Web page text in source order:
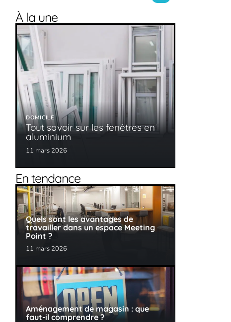
À la une
DOMICILE
Tout savoir sur les fenêtres en
aluminium
11 mars 2026
En tendance
Quels sont les avantages de
travailler dans un espace Meeting
Point ?
11 mars 2026
Aménagement de magasin : que
faut-il comprendre ?